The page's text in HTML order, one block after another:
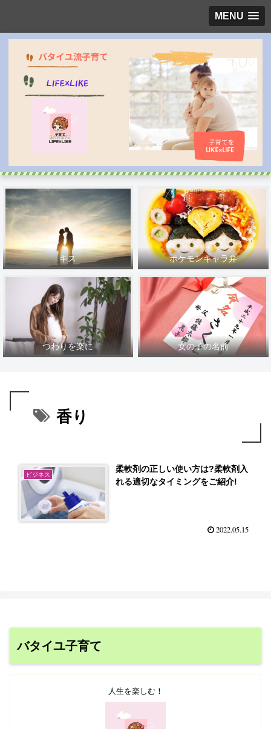
MENU
キス ポケモンキャラ弁
つわりを楽に 女の子の名前
香り
ビジネス
柔軟剤の正しい使い方は?柔軟剤入
れる適切なタイミングをご紹介!
2022.05.15
バタイユ子育て
人生を楽しむ！